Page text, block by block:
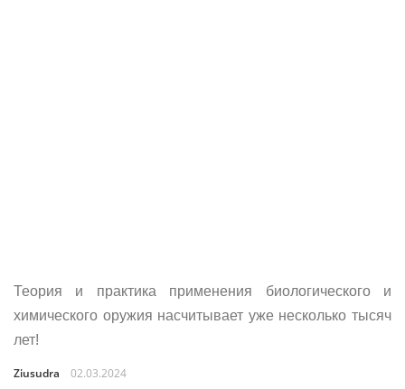
Теория и практика применения биологического и
химического оружия насчитывает уже несколько тысяч
лет!
Ziusudra 02.03.2024